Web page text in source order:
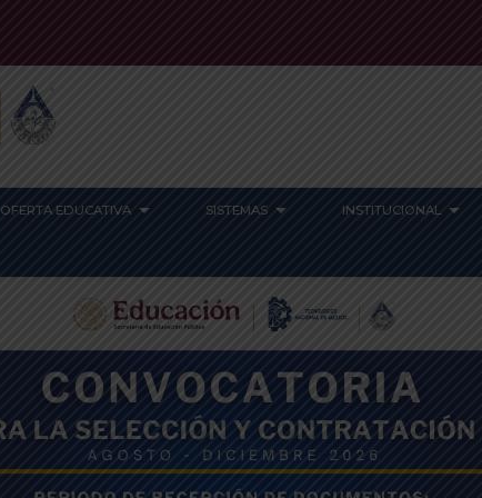
OFERTA EDUCATIVA SISTEMAS INSTITUCIONAL